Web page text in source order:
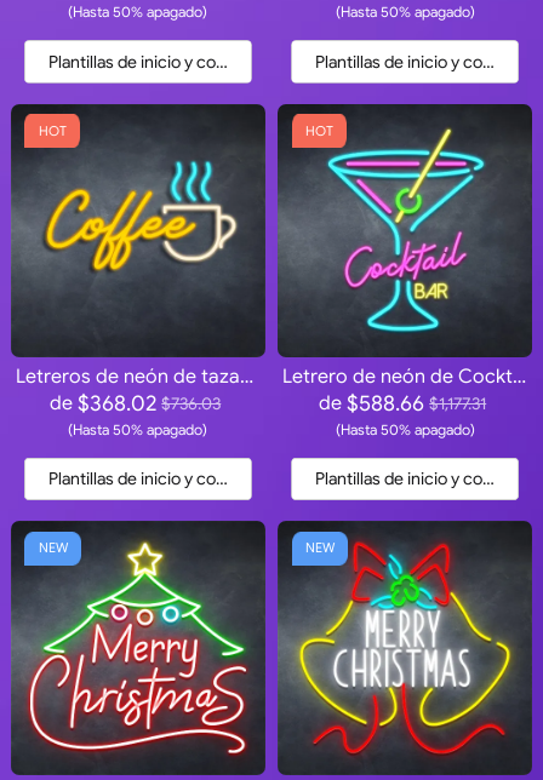
(Hasta 50% apagado)
Plantillas de inicio y cotización
(Hasta 50% apagado)
Plantillas de inicio y cotización
HOT
Letreros de neón de tazas de café
de $368.02 $736.03
(Hasta 50% apagado)
Plantillas de inicio y cotización
HOT
Letrero de neón de Cocktail BAR
de $588.66 $1,177.31
(Hasta 50% apagado)
Plantillas de inicio y cotización
NEW NEW